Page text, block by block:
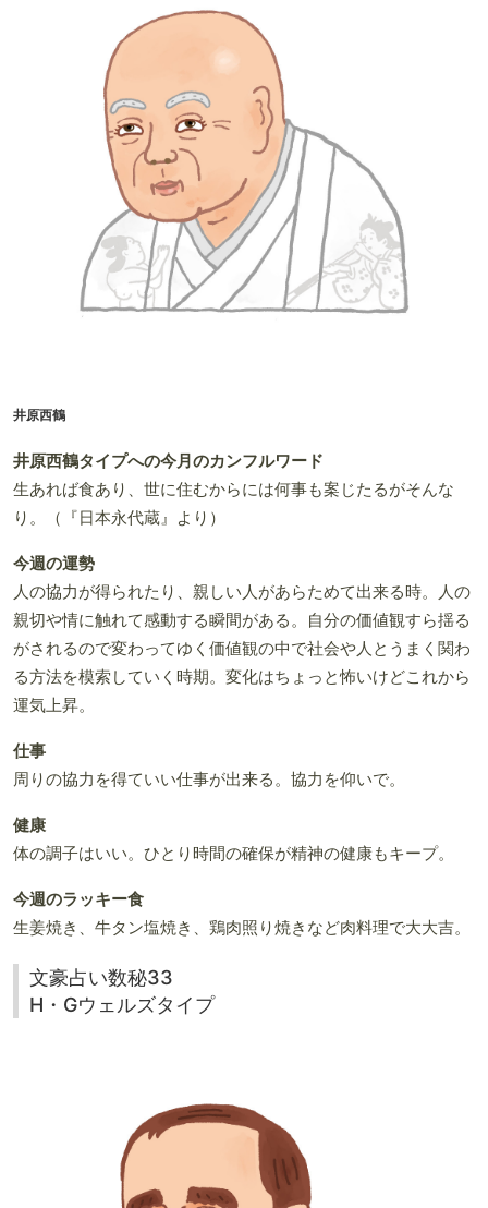
井原西鶴
井原西鶴タイプへの今月のカンフルワード
生あれば食あり、世に住むからには何事も案じたるがそんな
り。（『日本永代蔵』より）
今週の運勢
人の協力が得られたり、親しい人があらためて出来る時。人の
親切や情に触れて感動する瞬間がある。自分の価値観すら揺る
がされるので変わってゆく価値観の中で社会や人とうまく関わ
る方法を模索していく時期。変化はちょっと怖いけどこれから
運気上昇。
仕事
周りの協力を得ていい仕事が出来る。協力を仰いで。
健康
体の調子はいい。ひとり時間の確保が精神の健康もキープ。
今週のラッキー食
生姜焼き、牛タン塩焼き、鶏肉照り焼きなど肉料理で大大吉。
文豪占い数秘33
H・Gウェルズタイプ